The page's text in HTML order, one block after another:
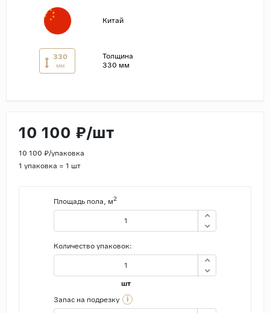
Китай
330
мм
Толщина
330 мм
10 100 ₽/шт
10 100 ₽/упаковка
1 упаковка = 1 шт
Площадь пола, м2
Количество упаковок:
шт
Запас на подрезку
i